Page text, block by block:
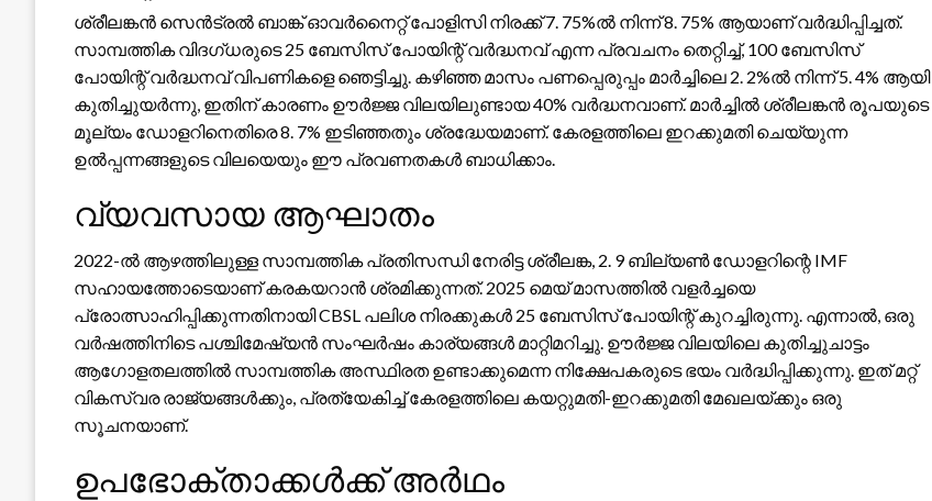
ശ്രീലങ്കൻ സെൻട്രൽ ബാങ്ക് ഓവർനൈറ്റ് പോളിസി നിരക്ക് 7. 75%ൽ നിന്ന് 8. 75% ആയാണ് വർദ്ധിപ്പിച്ചത്.
സാമ്പത്തിക വിദഗ്ധരുടെ 25 ബേസിസ് പോയിന്റ് വർദ്ധനവ് എന്ന പ്രവചനം തെറ്റിച്ച്, 100 ബേസിസ്
പോയിന്റ് വർദ്ധനവ് വിപണികളെ ഞെട്ടിച്ചു. കഴിഞ്ഞ മാസം പണപ്പെരുപ്പം മാർച്ചിലെ 2. 2%ൽ നിന്ന് 5. 4% ആയി
കുതിച്ചുയർന്നു, ഇതിന് കാരണം ഊർജ്ജ വിലയിലുണ്ടായ 40% വർദ്ധനവാണ്. മാർച്ചിൽ ശ്രീലങ്കൻ രൂപയുടെ
മൂല്യം ഡോളറിനെതിരെ 8. 7% ഇടിഞ്ഞതും ശ്രദ്ധേയമാണ്. കേരളത്തിലെ ഇറക്കുമതി ചെയ്യുന്ന
ഉൽപ്പന്നങ്ങളുടെ വിലയെയും ഈ പ്രവണതകൾ ബാധിക്കാം.
വ്യവസായ ആഘാതം
2022-ൽ ആഴത്തിലുള്ള സാമ്പത്തിക പ്രതിസന്ധി നേരിട്ട ശ്രീലങ്ക, 2. 9 ബില്യൺ ഡോളറിന്റെ IMF
സഹായത്തോടെയാണ് കരകയറാൻ ശ്രമിക്കുന്നത്. 2025 മെയ് മാസത്തിൽ വളർച്ചയെ
പ്രോത്സാഹിപ്പിക്കുന്നതിനായി CBSL പലിശ നിരക്കുകൾ 25 ബേസിസ് പോയിന്റ് കുറച്ചിരുന്നു. എന്നാൽ, ഒരു
വർഷത്തിനിടെ പശ്ചിമേഷ്യൻ സംഘർഷം കാര്യങ്ങൾ മാറ്റിമറിച്ചു. ഊർജ്ജ വിലയിലെ കുതിച്ചുചാട്ടം
ആഗോളതലത്തിൽ സാമ്പത്തിക അസ്ഥിരത ഉണ്ടാക്കുമെന്ന നിക്ഷേപകരുടെ ഭയം വർദ്ധിപ്പിക്കുന്നു. ഇത് മറ്റ്
വികസ്വര രാജ്യങ്ങൾക്കും, പ്രത്യേകിച്ച് കേരളത്തിലെ കയറ്റുമതി-ഇറക്കുമതി മേഖലയ്ക്കും ഒരു
സൂചനയാണ്.
ഉപഭോക്താക്കൾക്ക് അർഥം